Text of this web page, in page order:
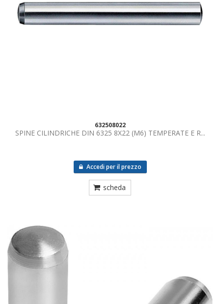
632508022
SPINE CILINDRICHE DIN 6325 8X22 (M6) TEMPERATE E R...
Accedi per il prezzo
scheda